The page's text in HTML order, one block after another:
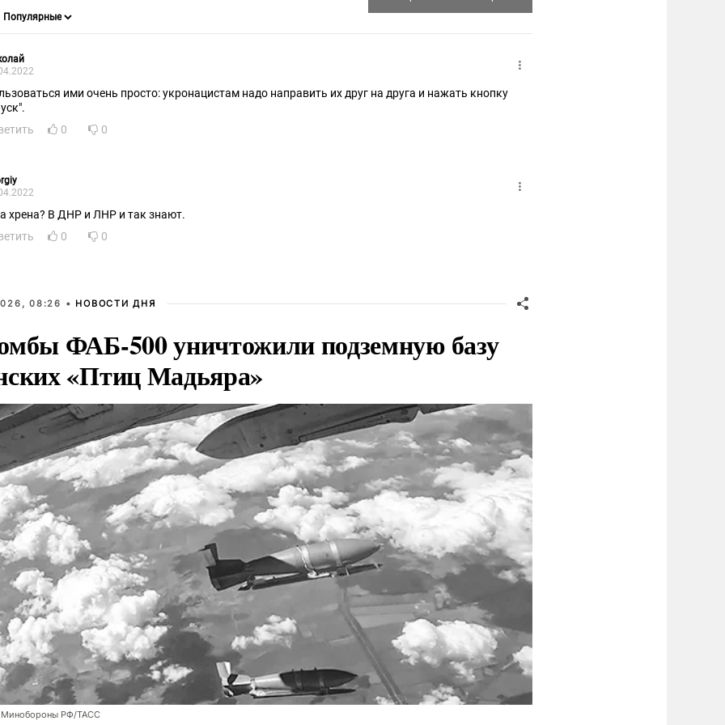
ими очень просто: укронацистам надо направить их друг на друга и нажать кнопку
0 0
хрена? В ДНР и ЛНР и так знают.
0 0
08:26 • НОВОСТИ ДНЯ
ФАБ-500 уничтожили подземную базу
«Птиц Мадьяра»
Минобороны РФ/ТАСС